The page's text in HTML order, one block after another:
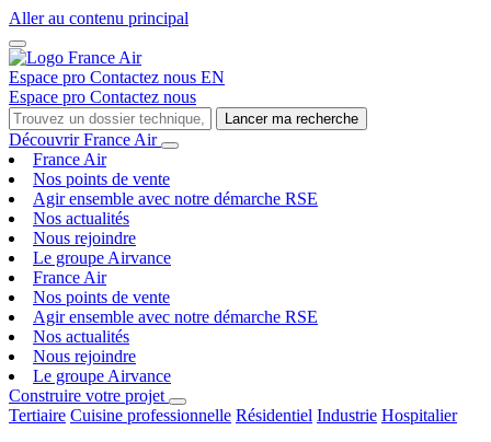
Aller au contenu principal
Espace pro Contactez nous EN
Espace pro Contactez nous
Lancer ma recherche
Découvrir France Air
France Air
Nos points de vente
Agir ensemble avec notre démarche RSE
Nos actualités
Nous rejoindre
Le groupe Airvance
France Air
Nos points de vente
Agir ensemble avec notre démarche RSE
Nos actualités
Nous rejoindre
Le groupe Airvance
Construire votre projet
Tertiaire Cuisine professionnelle Résidentiel Industrie Hospitalier